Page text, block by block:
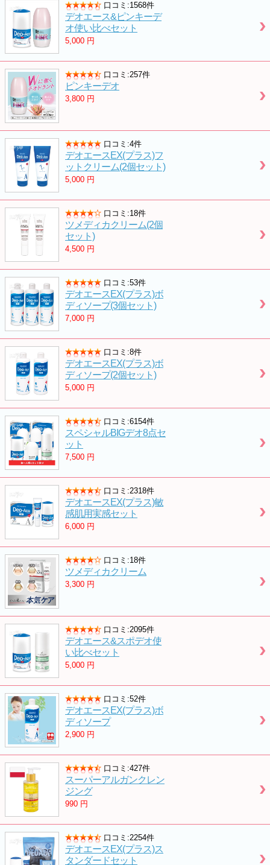
口コミ:1568件
デオエース&ピンキーデ
オ使い比べセット
5,000 円
口コミ:257件
ピンキーデオ
3,800 円
口コミ:4件
デオエースEX(プラス)フ
ットクリーム(2個セット)
5,000 円
口コミ:18件
ツメディカクリーム(2個
セット)
4,500 円
口コミ:53件
デオエースEX(プラス)ボ
ディソープ(3個セット)
7,000 円
口コミ:8件
デオエースEX(プラス)ボ
ディソープ(2個セット)
5,000 円
口コミ:6154件
スペシャルBIGデオ8点セ
ット
7,500 円
口コミ:2318件
デオエースEX(プラス)敏
感肌用実感セット
6,000 円
口コミ:18件
ツメディカクリーム
3,300 円
口コミ:2095件
デオエース&スポデオ使
い比べセット
5,000 円
口コミ:52件
デオエースEX(プラス)ボ
ディソープ
2,900 円
口コミ:427件
スーパーアルガンクレン
ジング
990 円
口コミ:2254件
デオエースEX(プラス)ス
タンダードセット